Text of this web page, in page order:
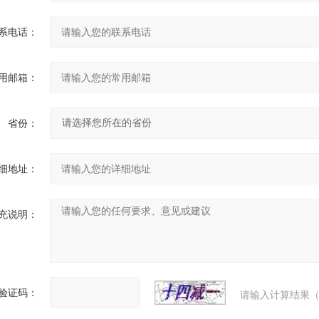
电话：
邮箱：
省份：
地址：
说明：
证码： 请输入计算结果